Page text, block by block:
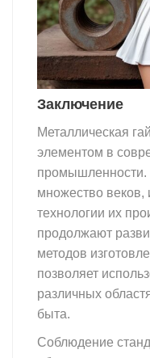
Заключение
Металлическая
элементом в
промышленности.
множество
технологии их
продолжают
методов
позволяет
различных
быта.
Соблюдение